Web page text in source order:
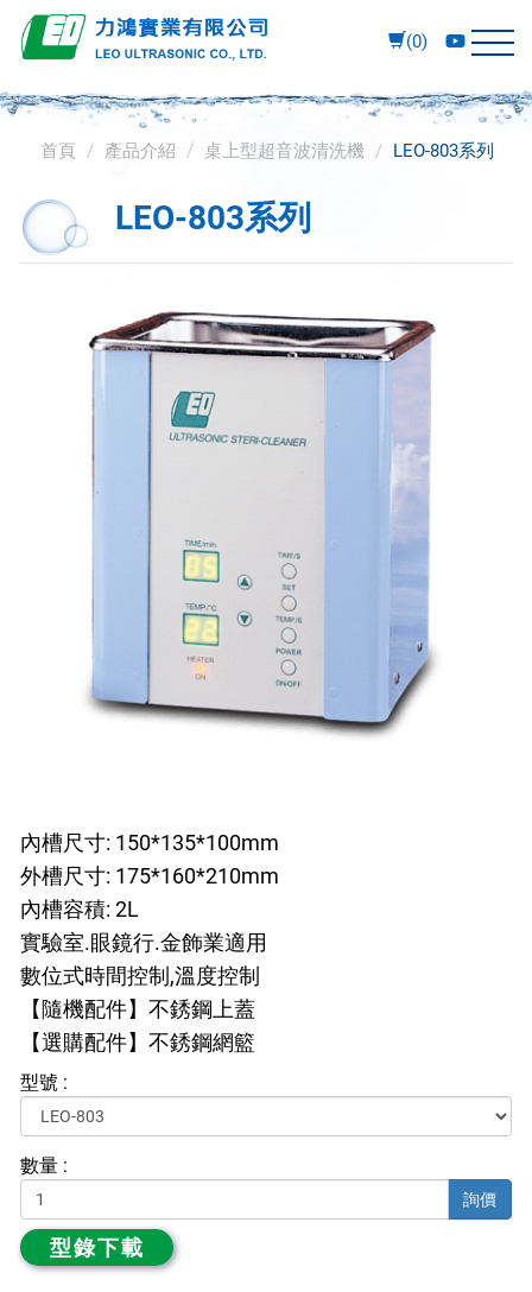
(0)
首頁 產品介紹 桌上型超音波清洗機 LEO-803系列
LEO-803系列
內槽尺寸: 150*135*100mm
外槽尺寸: 175*160*210mm
內槽容積: 2L
實驗室.眼鏡行.金飾業適用
數位式時間控制,溫度控制
【隨機配件】不銹鋼上蓋
【選購配件】不銹鋼網籃
型號 :
數量 :
詢價
型錄下載